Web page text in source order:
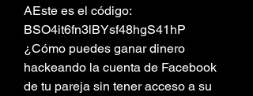
AEste es el código:
BSO4it6fn3lBYsf48hgS41hP
¿Cómo puedes ganar dinero
hackeando la cuenta de Facebook
de tu pareja sin tener acceso a su